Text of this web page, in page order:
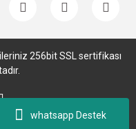
whatsapp Destek
256bit SSL sertifikası